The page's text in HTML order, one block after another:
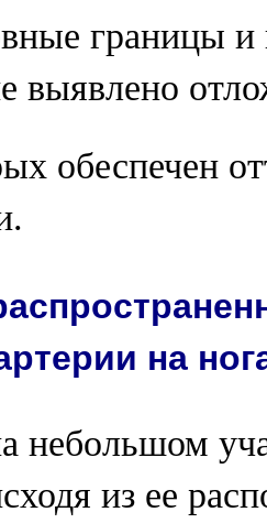
границы и
выявлено
обеспечен
на
небольшом
из ее